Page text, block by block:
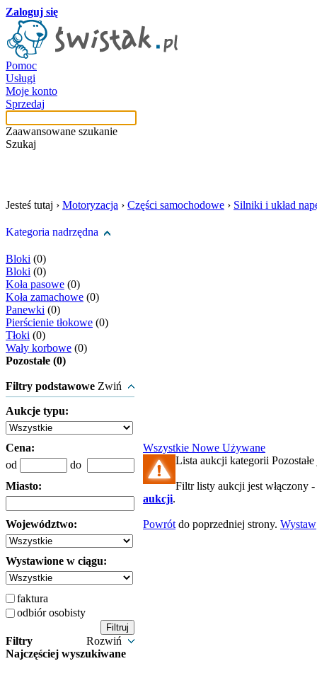
Zaloguj się
Pomoc
Usługi
Moje konto
Sprzedaj
Zaawansowane szukanie
Szukaj
Jesteś tutaj › Motoryzacja › Części samochodowe › Silniki i układ
Kategoria nadrzędna
Bloki (0)
Bloki (0)
Koła pasowe (0)
Koła zamachowe (0)
Panewki (0)
Pierścienie tłokowe (0)
Tłoki (0)
Wały korbowe (0)
Pozostałe (0)
Filtry podstawowe Zwiń
Aukcje typu:
Cena:
od
do
Miasto:
Województwo:
Wystawione w ciągu:
faktura
odbiór osobisty
Filtry
Rozwiń
Najczęściej wyszukiwane
Wszystkie Nowe Używane
Lista aukcji kategorii Pozostałe
Filtr listy aukcji jest włączony -
aukcji.
Powrót do poprzedniej strony. Wystaw